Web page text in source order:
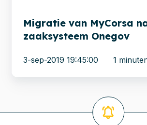
Migratie van MyCorsa
zaaksysteem Onegov
3-sep-2019 19:45:00 1